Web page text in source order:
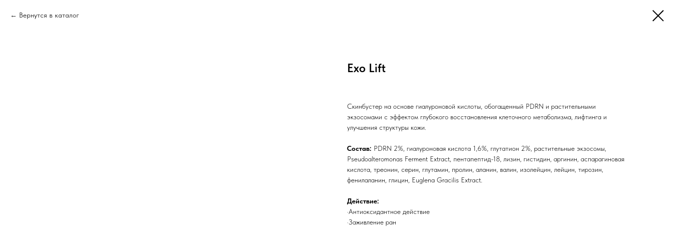
Вернутся в каталог
Exo Lift
Скинбустер на основе гиалуроновой кислоты, обогащенный PDRN и растительными
экзосомами с эффектом глубокого восстановления клеточного метаболизма, лифтинга и
улучшения структуры кожи.
Состав: PDRN 2%, гиалуроновая кислота 1,6%, глутатион 2%, растительные экзосомы,
Pseudoalteromonas Ferment Extract, пентапептид-18, лизин, гистидин, аргинин, аспарагиновая
кислота, треонин, серин, глутамин, пролин, аланин, валин, изолейцин, лейцин, тирозин,
фенилаланин, глицин, Euglena Gracilis Extract.
Действие:
·Антиоксидантное действие
·Заживление ран